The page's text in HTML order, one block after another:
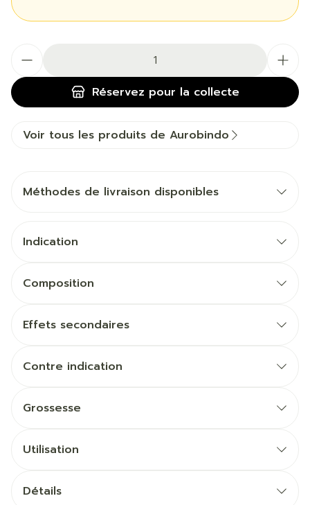
Réservez pour la collecte
Voir tous les produits de Aurobindo
Méthodes de livraison disponibles
Indication
Composition
Effets secondaires
Contre indication
Grossesse
Utilisation
Détails